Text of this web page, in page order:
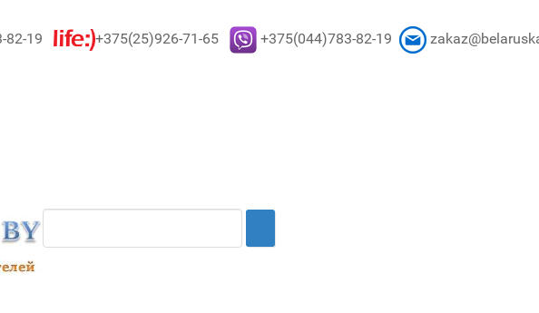
82-19 +375(25)926-71-65 +375(044)783-82-19